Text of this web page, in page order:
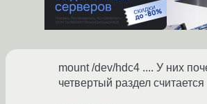
mount /dev/hdc4 .... У них
четвертый раздел считается